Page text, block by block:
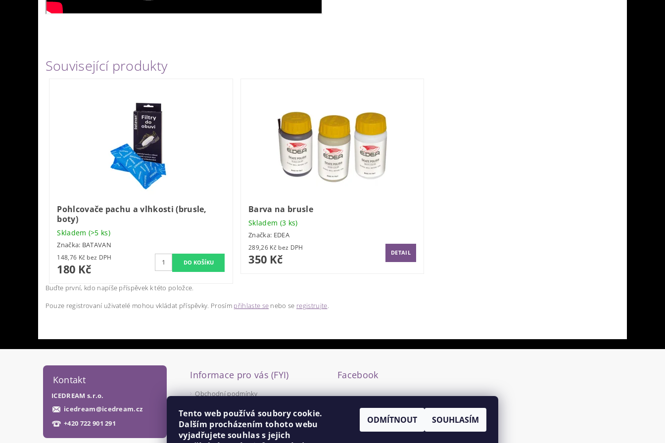
Související produkty
Pohlcovače pachu a vlhkosti (brusle,
boty)
Skladem (>5 ks)
Značka: BATAVAN
148,76 Kč bez DPH
180 Kč
Barva na brusle
Skladem (3 ks)
Značka: EDEA
289,26 Kč bez DPH
350 Kč DETAIL
Buďte první, kdo napíše příspěvek k této položce.
Pouze registrovaní uživatelé mohou vkládat příspěvky. Prosím přihlaste se nebo se registrujte
Kontakt
ICEDREAM s.r.o.
icedream@icedream.cz
+420 722 901 291
Informace pro vás (FYI)
Obchodní podmínky
Facebook
Tento web používá soubory cookie.
Dalším procházením tohoto webu
vyjadřujete souhlas s jejich
ODMÍTNOUT SOUHLASÍM